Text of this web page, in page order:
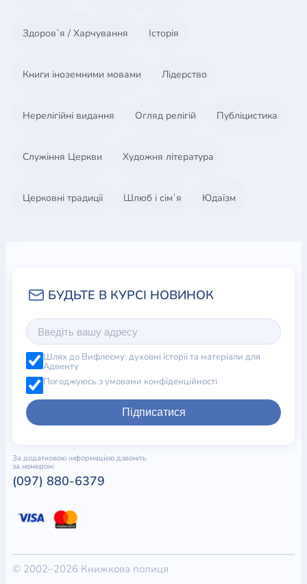
Здоров`я / Харчування Історія
Книги іноземними мовами Лідерство
Нерелігійні видання Огляд релігій Публіцистика
Служіння Церкви Художня література
Церковні традиції Шлюб і сім`я Юдаїзм
Шлях до Вифлеєму: духовні історії та матеріали для
Адвенту
Погоджуюсь з умовами конфіденційності
Підписатися
За додатковою інформацією дзвоніть
за номером:
(097) 880-6379
© 2002–2026 Книжкова полиця